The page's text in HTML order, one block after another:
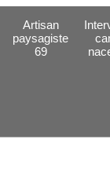
Artisan
paysagiste
69